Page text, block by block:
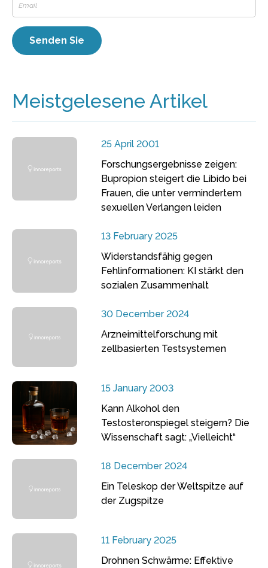
Meistgelesene Artikel
25 April 2001
Forschungsergebnisse zeigen:
Bupropion steigert die Libido bei
Frauen, die unter vermindertem
sexuellen Verlangen leiden
13 February 2025
Widerstandsfähig gegen
Fehlinformationen: KI stärkt den
sozialen Zusammenhalt
30 December 2024
Arzneimittelforschung mit
zellbasierten Testsystemen
15 January 2003
Kann Alkohol den
Testosteronspiegel steigern? Die
Wissenschaft sagt: „Vielleicht“
18 December 2024
Ein Teleskop der Weltspitze auf
der Zugspitze
11 February 2025
Drohnen Schwärme: Effektive